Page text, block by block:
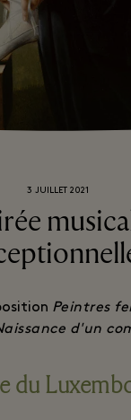
3 JUILLET 2021
Peintres
d'un
du